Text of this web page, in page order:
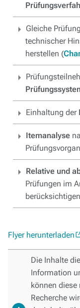
Gleiche
technischer
herstellen (
Einhaltung der
Itemanalyse
Relative und
Prüfungen im
berücksichtigen
Flyer herunterladen
Die Inhalte
Information
können
Recherche